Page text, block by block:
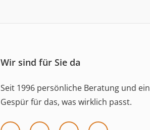
Wir sind für Sie da
Seit 1996 persönliche Beratung und ein
Gespür für das, was wirklich passt.